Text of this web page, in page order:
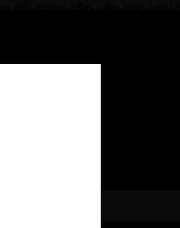
dàng sắp xếp các loại
mái cho phép mọi người
xuyên của mọi người